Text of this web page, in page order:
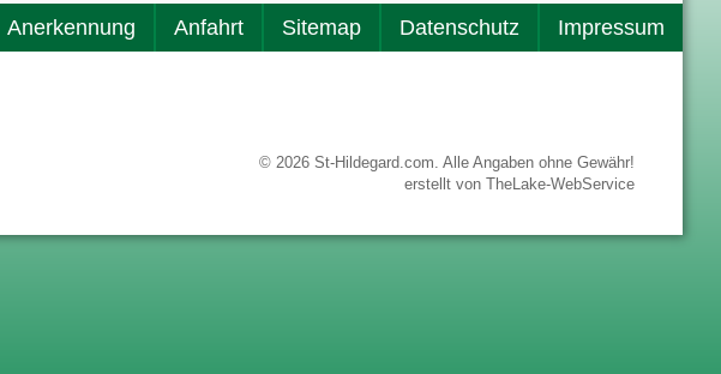
Anerkennung Anfahrt Sitemap Datenschutz Impressum
© 2026 St-Hildegard.com. Alle Angaben ohne Gewähr!
erstellt von TheLake-WebService